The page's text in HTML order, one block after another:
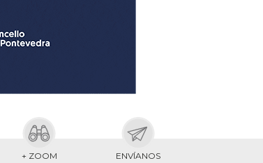
+ ZOOM
ENVÍANOS